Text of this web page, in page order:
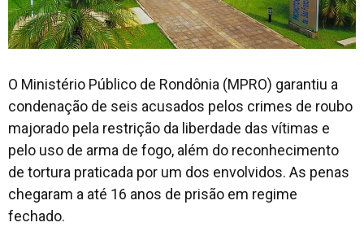
O Ministério Público de Rondônia (MPRO) garantiu a
condenação de seis acusados pelos crimes de roubo
majorado pela restrição da liberdade das vítimas e
pelo uso de arma de fogo, além do reconhecimento
de tortura praticada por um dos envolvidos. As penas
chegaram a até 16 anos de prisão em regime
fechado.